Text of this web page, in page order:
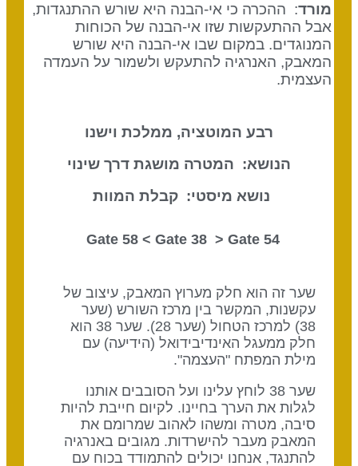
מורד: ההכרה כי אי-הבנה היא שורש ההתנגדות,
אבל ההתעקשות שזו אי-הבנה של הכוחות
המנוגדים. במקום שבו אי-הבנה היא שורש
המאבק, האנרגיה להתעקש ולשמור על העמדה
העצמית.
רבע המוטציה, ממלכת וישנו
הנושא: המטרה מושגת דרך שינוי
נושא מיסטי: קבלת המוות
54 Gate 58 <
Gate 38 > Gate
שער זה הוא חלק מערוץ המאבק, עיצוב של
עקשנות, המקשר בין מרכז השורש (שער
38) למרכז הטחול (שער 28). שער 38 הוא
חלק ממעגל האינדיבידואל (הידיעה) עם
מילת המפתח "העצמה".
שער 38 לוחץ עלינו ועל הסובבים אותנו
לגלות את הערך בחיינו. לקיום חייבת להיות
סיבה, מטרה ומשהו לאהוב שמרומם את
המאבק מעבר להישרדות. מגובים באנרגיה
להתנגד, אנחנו יכולים להתמודד בכוח עם